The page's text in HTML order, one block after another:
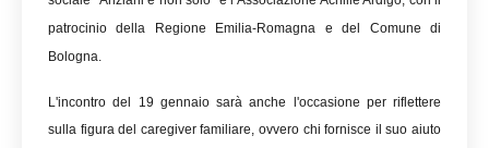
patrocinio della Regione Emilia-Romagna e del Comune di
Bologna.
L'incontro del 19 gennaio sarà anche l'occasione per riflettere
sulla figura del caregiver familiare, ovvero chi fornisce il suo aiuto